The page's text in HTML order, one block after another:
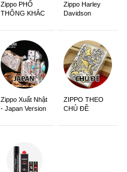
Zippo PHỔ
THÔNG KHẮC
Zippo Harley
Davidson
Zippo Xuất Nhật
- Japan Version
ZIPPO THEO
CHỦ ĐỀ